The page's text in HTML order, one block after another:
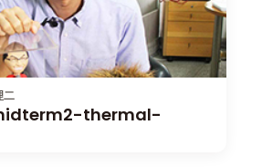
二
thermal-